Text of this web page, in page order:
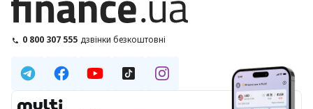
0 800 307 555 дзвінки безкоштовні